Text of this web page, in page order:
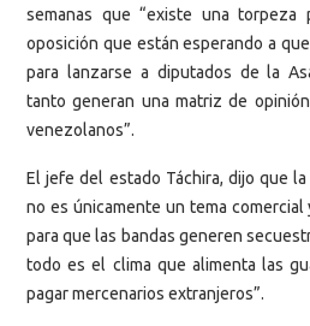
semanas que “existe una
oposición que están esperando a
para lanzarse a diputados de la
tanto generan una matriz de
venezolanos”.
El jefe del estado Táchira, dijo que
no es únicamente un tema
para que las bandas generen
todo es el clima que alimenta las
pagar mercenarios extranjeros”.